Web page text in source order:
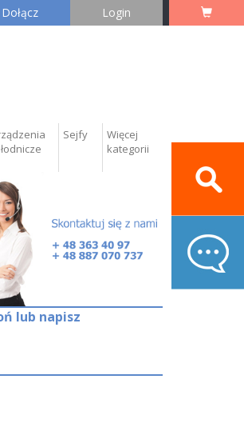
Dołącz Login
Sejfy
Więcej
kategorii
lub napisz